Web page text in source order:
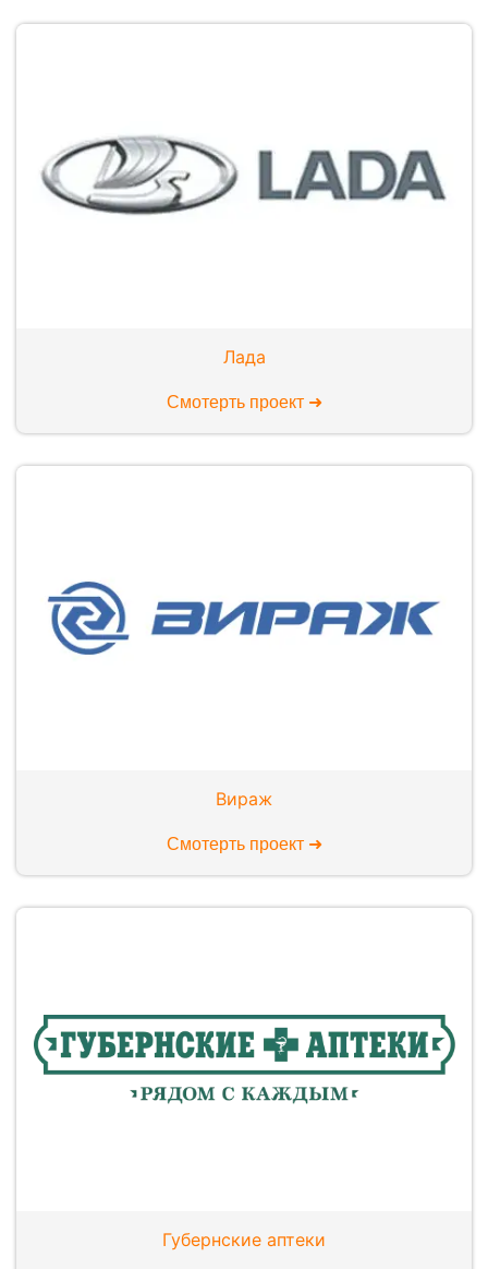
Лада
Смотерть проект ➜
Вираж
Смотерть проект ➜
Губернские аптеки